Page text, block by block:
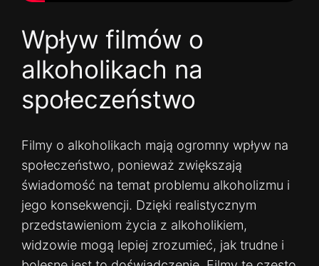
Wpływ filmów o
alkoholikach na
społeczeństwo
Filmy o alkoholikach mają ogromny wpływ na
społeczeństwo, ponieważ zwiększają
świadomość na temat problemu alkoholizmu i
jego konsekwencji. Dzięki realistycznym
przedstawieniom życia z alkoholikiem,
widzowie mogą lepiej zrozumieć, jak trudne i